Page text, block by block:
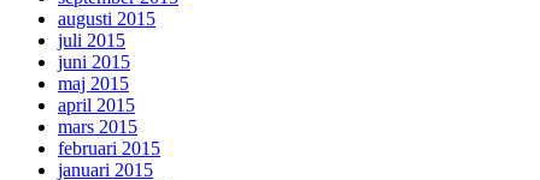
augusti 2015
juli 2015
juni 2015
maj 2015
april 2015
mars 2015
februari 2015
januari 2015